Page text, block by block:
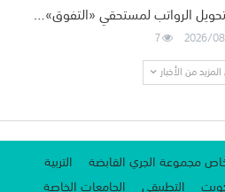
الرواتب لمستحقي «التفوق»…
2026/
7
من الأخبار
مجموعة الجري القابضة
التربية
التطبيقي الجامعات الخاصة